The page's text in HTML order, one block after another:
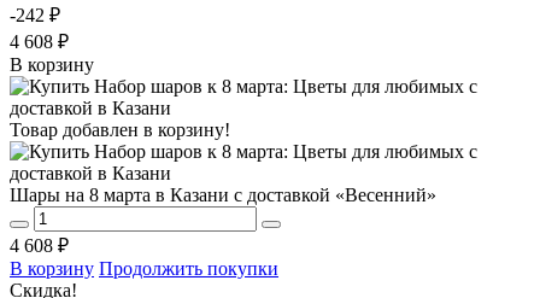
-242 ₽
4 608 ₽
В корзину
Товар добавлен в корзину!
Шары на 8 марта в Казани с доставкой «Весенний»
4 608 ₽
В корзину Продолжить покупки
Скидка!